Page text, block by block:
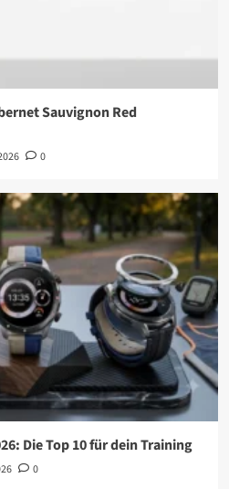
Sauvignon Red
0
Die Top 10 für dein Training
0